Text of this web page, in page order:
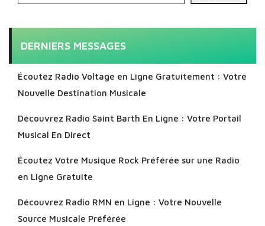
DERNIERS MESSAGES
Écoutez Radio Voltage en Ligne Gratuitement : Votre
Nouvelle Destination Musicale
Découvrez Radio Saint Barth En Ligne : Votre Portail
Musical En Direct
Écoutez Votre Musique Rock Préférée sur une Radio
en Ligne Gratuite
Découvrez Radio RMN en Ligne : Votre Nouvelle
Source Musicale Préférée